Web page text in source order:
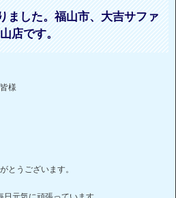
ました。福山市、大吉サファ
店です。
様
とうございます。